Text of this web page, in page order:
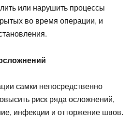
или нарушить процессы
во время операции, и
самки непосредственно
риск ряда осложнений,
инфекции и отторжение швов.